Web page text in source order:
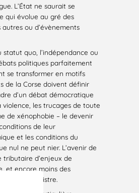
L’État ne saurait se
qui évolue au gré des
ou d’évènements
quo, l’indépendance ou
politiques parfaitement
se transformer en motifs
de la Corse doivent définir
d’un débat démocratique
les trucages de toute
de xénophobie – le devenir
de leur
et les conditions du
nul ne peut nier. L’avenir de
tributaire d’enjeux de
et encore moins des
tel ou tel ministre.